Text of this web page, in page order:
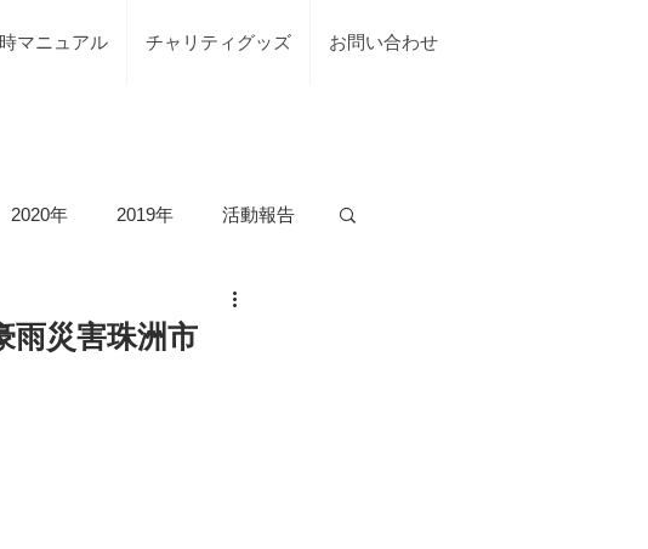
マニュアル チャリティグッズ お問い合わせ
2020年 2019年 活動報告
雨災害珠洲市